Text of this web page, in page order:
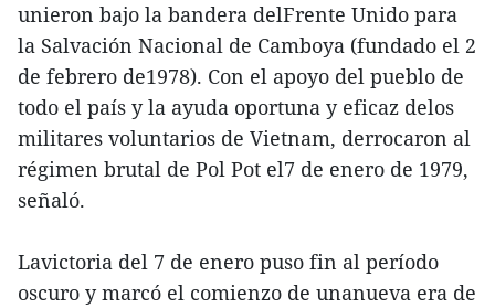
unieron bajo la bandera delFrente Unido para
la Salvación Nacional de Camboya (fundado el 2
de febrero de1978). Con el apoyo del pueblo de
todo el país y la ayuda oportuna y eficaz delos
militares voluntarios de Vietnam, derrocaron al
régimen brutal de Pol Pot el7 de enero de 1979,
señaló.
Lavictoria del 7 de enero puso fin al período
oscuro y marcó el comienzo de unanueva era de